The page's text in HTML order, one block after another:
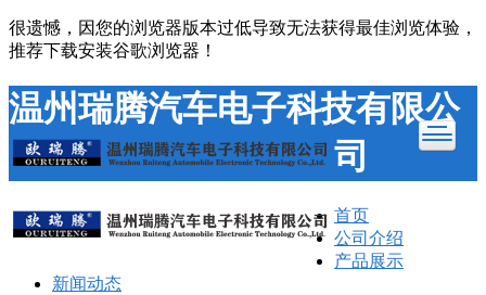
很遗憾，因您的浏览器版本过低导致无法获得最佳浏览体验，
推荐下载安装谷歌浏览器！
温州瑞腾汽车电子科技有限公
司
首页
公司介绍
产品展示
新闻动态